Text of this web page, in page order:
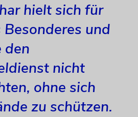
hielt sich für
und
den
nicht
ohne sich
zu schützen.